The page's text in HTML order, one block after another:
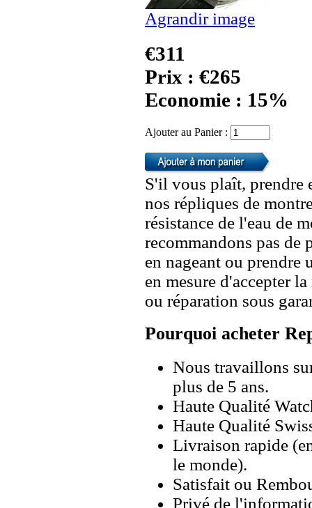
Agrandir image
€311
Prix : €265
Economie : 15%
Ajouter au Panier :
S'il vous plaît, prendre
nos répliques de
résistance de l'eau de
recommandons pas de
en nageant ou prendre
en mesure d'accepter
ou réparation sous
Pourquoi acheter
Nous travaillons
plus de 5 ans.
Haute Qualité
Haute Qualité
Livraison rapide
le monde).
Satisfait ou
Privé de